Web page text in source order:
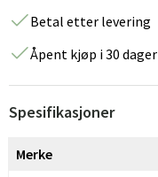
Betal etter levering
Åpent kjøp i 30 dager
Spesifikasjoner
Merke